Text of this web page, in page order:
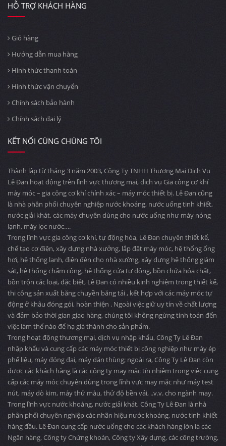
HỖ TRỢ KHÁCH HÀNG
Giỏ hàng
Hướng dẫn mua hàng
Hình thức thanh toán
Hình thức vận chuyển
Chính sách bảo hành
Chính sách đại lý
KẾT NỐI CÙNG CHÚNG TÔI
Thành lập từ tháng 3 năm 2003, Công Ty TNHH Thương Mại Dịch Vụ
Lê Đan hoạt động trên lĩnh vực thương mại, dịch vụ Gia công cơ khí
máy móc – gia công cơ khí chính xác – máy móc thiết bị. Lê Đan cũng
là nhà phân phối chuyên nghiệp nước khoáng, nước uống tinh khiết,
nước giải khát, các máy chuyên dùng cho nước uống như máy nóng
lạnh, máy lọc nước….
Trong lĩnh vực gia công cơ khí, tự động hóa, Lê Đan chuyên thiết kế,
chế tạo cơ điện, xây dựng nhà xưởng, lắp đặt máy móc, hệ thống ống
hơi, hệ thống lạnh, điện đèn cho nhà xường, xây dựng hệ thống giám
sát, hệ thống chấm công, hệ thống cửa tự động, bồn chứa hóa chất,
bồn trộn các loại, đặc biệt, Lê Đan có nhiều kinh nghiệm trong thiết kế,
thi công sản xuất băng chuyền băng tải , kết hợp với các máy móc tự
động ở khâu đóng gói, hoàn thiện . Ngoài việc giữ uy tín về chất lượng
và đảm bảo thời gian giao hàng, chúng tôi không ngừng tính toán đến
việc làm thế nào để hạ giá thành cho sản phẩm.
Trong hoạt động thương mại, dịch vụ nhập khẩu, Công Ty Lê Đan
nhập khẩu và cung cấp các máy móc thiết bị công nghiệp như máy ép
phế liệu, máy đóng đai, máy dán thùng; ngoài ra, Công Ty Lê Đan còn
được các khách hàng là các công ty may mặc tín nhiệm trong việc cung
cấp các máy móc chuyên dùng trong lĩnh vực may mặc như máy test
nút, máy dò kim, máy thử màu, thử độ bền vải, ..v.v. cho ngành may.
Trong lĩnh vực nước khoáng, nước giải khát, Công Ty Lê Đan là nhà
phân phối chuyên nghiệp các nhãn hiệu nước khoáng, nước tinh khiết
hàng đầu. Lê Đan cung cấp nước uống cho các khách hàng lớn là các
Ngân hàng, Công ty Chứng khoán, Công ty Xây dựng, các công trường,